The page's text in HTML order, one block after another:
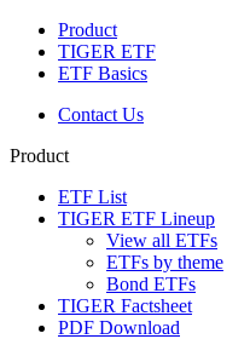
Product
TIGER ETF
ETF Basics
Contact Us
Product
ETF List
TIGER ETF Lineup
View all ETFs
ETFs by theme
Bond ETFs
TIGER Factsheet
PDF Download